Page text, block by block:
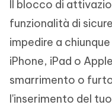
Il blocco di
funzionalità di
impedire a
iPhone, iPad o
smarrimento o
l'inserimento del